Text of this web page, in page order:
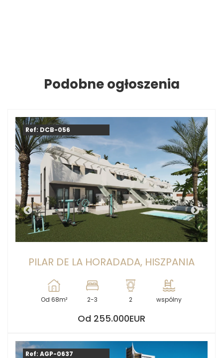
Podobne ogłoszenia
Ref: DCB-056
PILAR DE LA HORADADA, HISZPANIA
Od 68m² 2-3 2 wspólny
Od 255.000EUR
Ref: AGP-0637